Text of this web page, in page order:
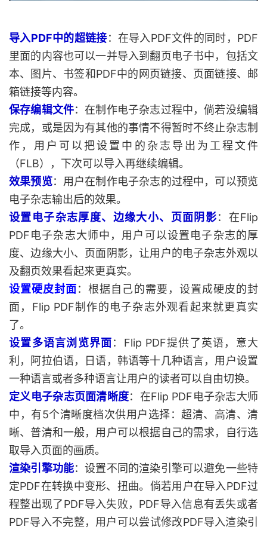
导入PDF中的超链接：在导入PDF文件的同时，PDF
里面的内容也可以一并导入到翻页电子书中，包括文
本、图片、书签和PDF中的网页链接、页面链接、邮
箱链接等内容。
保存编辑文件：在制作电子杂志过程中，倘若没编辑
完成，或是因为有其他的事情不得暂时不终止杂志制
作，用户可以把设置中的杂志导出为工程文件
（FLB），下次可以导入再继续编辑。
效果预览：用户在制作电子杂志的过程中，可以预览
电子杂志输出后的效果。
设置电子杂志厚度、边缘大小、页面阴影：在Flip
PDF电子杂志大师中，用户可以设置电子杂志的厚
度、边缘大小、页面阴影，让用户的电子杂志外观以
及翻页效果看起来更真实。
设置硬皮封面：根据自己的需要，设置成硬皮的封
面，Flip PDF制作的电子杂志外观看起来就更真实
了。
设置多语言浏览界面：Flip PDF提供了英语，意大
利，阿拉伯语，日语，韩语等十几种语言，用户设置
一种语言或者多种语言让用户的读者可以自由切换。
定义电子杂志页面清晰度：在Flip PDF电子杂志大师
中，有5个清晰度档次供用户选择：超清、高清、清
晰、普清和一般，用户可以根据自己的需求，自行选
取导入页面的画质。
渲染引擎功能：设置不同的渲染引擎可以避免一些特
定PDF在转换中变形、扭曲。倘若用户在导入PDF过
程整出现了PDF导入失败，PDF导入信息有丢失或者
PDF导入不完整，用户可以尝试修改PDF导入渲染引